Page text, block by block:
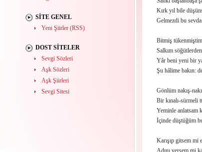
SITE GENEL
Yeni Şiirler (RSS)
DOST SITELER
Sevgi Sözleri
Aşk Sözleri
Aşk Şiirleri
Sevgi Sitesi
Kırk yıl bile
Gelmezdi bu
Bitmiş
Salkım
Yâr beni yeni bir
Şu hâlime bakın:
Gönlüm nakış-
Bir kınalı-sürmeli
Yeminle anlatsam
İçinde düştüğüm
Karışıp gitsem mi
Adını versem mi